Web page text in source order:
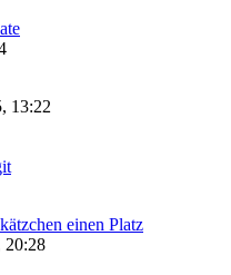
13:22
einen Platz
20:28